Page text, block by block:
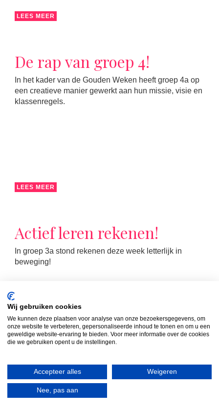
LEES MEER
De rap van groep 4!
In het kader van de Gouden Weken heeft groep 4a op
een creatieve manier gewerkt aan hun missie, visie en
klassenregels.
LEES MEER
Actief leren rekenen!
In groep 3a stond rekenen deze week letterlijk in
beweging!
Formatie schooljaar ’25 –
Wij gebruiken cookies
We kunnen deze plaatsen voor analyse van onze bezoekersgegevens, om
onze website te verbeteren, gepersonaliseerde inhoud te tonen en om u een
geweldige website-ervaring te bieden. Voor meer informatie over de cookies
die we gebruiken opent u de instellingen.
Accepteer alles Weigeren
Nee, pas aan